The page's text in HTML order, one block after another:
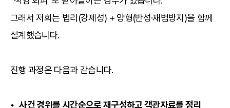
그래서 저희는 법리(강제성) + 양형(반성·재범방지)을 함께
설계했습니다.
진행 과정은 다음과 같습니다.
• 사건 경위를 시간순으로 재구성하고 객관자료를 정리